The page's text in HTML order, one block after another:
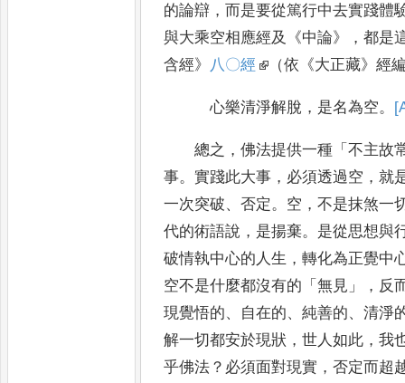
的論辯 ，而是要從篤行中去實踐體
與大乘空相應經及
《中論》 ，都是
含經》 八〇經 （依 《大正藏》經
心樂清淨解脫 ， 是名為空。
總之 ，佛法提供一種 「不主故
事。實踐此大事 ， 必須透過空 ， 就
一次突破、否定 。 空 ，不是抹煞一
代的術語說 ， 是揚棄。 是從思想與
破情執中心的人生 ，轉化為正覺中
空不是什麼都沒有的 「無見 」， 反
現覺悟的、 自在的、純善的、清淨
解一切都安於現狀 ，世人如此 ，我
乎佛法 ？ 必須面對現實 ，否定而超